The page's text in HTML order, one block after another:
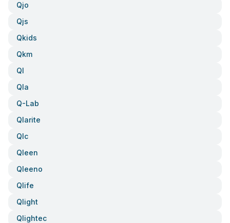
Qjo
Qjs
Qkids
Qkm
Ql
Qla
Q-Lab
Qlarite
Qlc
Qleen
Qleeno
Qlife
Qlight
Qlightec